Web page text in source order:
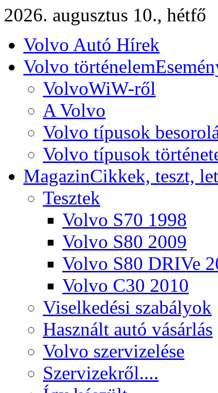
2026. augusztus 10., hétfő
Volvo Autó Hírek
Volvo történelem
VolvoWiW-ről
A Volvo
Volvo típusok
Volvo típusok
MagazinCikkek, teszt,
Tesztek
Volvo S70 1998
Volvo S80 2009
Volvo S80 DRIVe
Volvo C30 2010
Viselkedési szabályok
Használt autó vásárlás
Volvo szervizelése
Szervizekről....